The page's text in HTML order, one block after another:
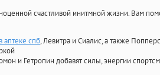
счастливой инитмной жизни. Вам
аптеке спб, Левитра и Сиалис, а также
и Гетропин добавят силы, энергии